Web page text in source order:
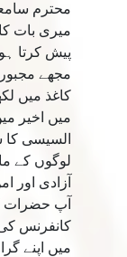
محترم
میری بات
پیش کرتا
مجھے
کاغذ میں
میں اخیر
السیسی کا
لوگوں کے
آزادی
آپ حضرات
کانفرنس
میں اپنے